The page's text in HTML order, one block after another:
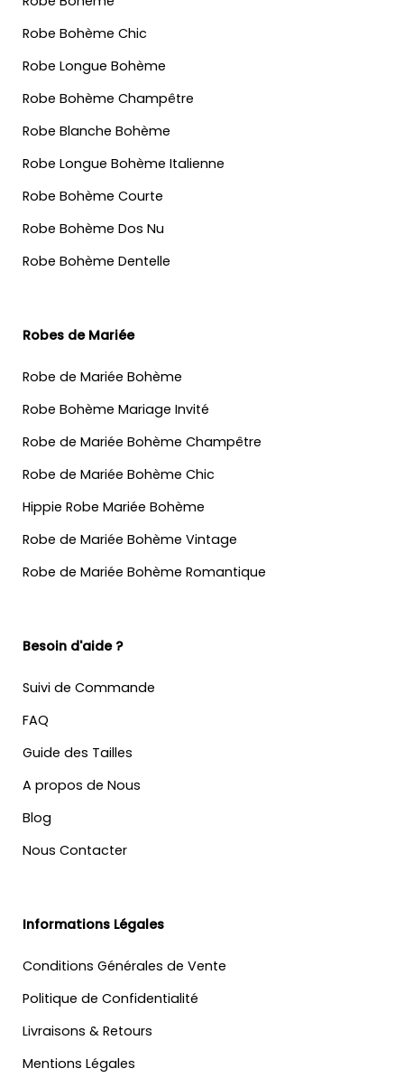
Robe Bohème Chic
Robe Longue Bohème
Robe Bohème Champêtre
Robe Blanche Bohème
Robe Longue Bohème Italienne
Robe Bohème Courte
Robe Bohème Dos Nu
Robe Bohème Dentelle
Robes de Mariée
Robe de Mariée Bohème
Robe Bohème Mariage Invité
Robe de Mariée Bohème Champêtre
Robe de Mariée Bohème Chic
Hippie Robe Mariée Bohème
Robe de Mariée Bohème Vintage
Robe de Mariée Bohème Romantique
Besoin d'aide ?
Suivi de Commande
FAQ
Guide des Tailles
A propos de Nous
Blog
Nous Contacter
Informations Légales
Conditions Générales de Vente
Politique de Confidentialité
Livraisons & Retours
Mentions Légales